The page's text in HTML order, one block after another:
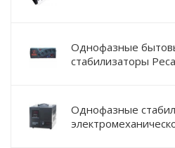
Однофазные
стабилизаторы
Однофазные